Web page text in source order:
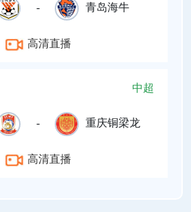
- 青岛海牛
高清直播
中超
- 重庆铜梁龙
高清直播